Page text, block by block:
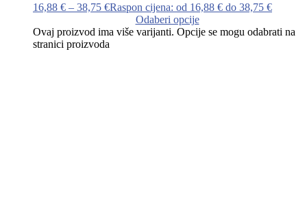
16,88 € – 38,75 €Raspon cijena: od 16,88 € do 38,75 €
Odaberi opcije
Ovaj proizvod ima više varijanti. Opcije se mogu odabrati na
stranici proizvoda